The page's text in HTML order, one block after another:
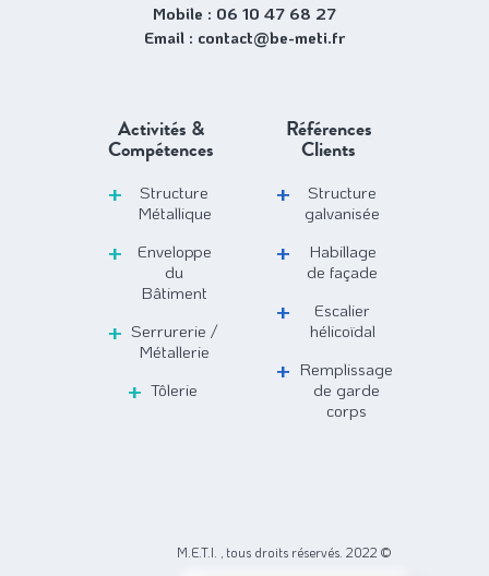
Mobile :
Email :
Activités &
Compétences
Structure
Métallique
Enveloppe
du
Bâtiment
Serrurerie /
Métallerie
Tôlerie
Références
Clients
Structure
galvanisée
Habillage
de façade
Escalier
hélicoïdal
Remplissage
de garde
corps
M.E.T.I. , tous droits réservés. 2022 ©